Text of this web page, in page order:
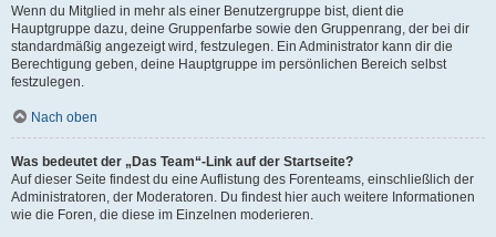
Wenn du Mitglied in mehr als einer Benutzergruppe bist, dient die
Hauptgruppe dazu, deine Gruppenfarbe sowie den Gruppenrang, der bei dir
standardmäßig angezeigt wird, festzulegen. Ein Administrator kann dir die
Berechtigung geben, deine Hauptgruppe im persönlichen Bereich selbst
festzulegen.
Nach oben
Was bedeutet der „Das Team“-Link auf der Startseite?
Auf dieser Seite findest du eine Auflistung des Forenteams, einschließlich der
Administratoren, der Moderatoren. Du findest hier auch weitere Informationen
wie die Foren, die diese im Einzelnen moderieren.